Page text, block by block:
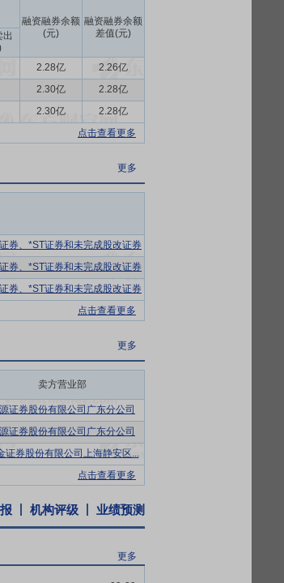
性。如何突破瓶颈,找准
营主导、上市公司控股,
高级管理层团队,为保持
以人民、以客户为中心的
了以银行保险、互联网
迈向成熟险企为目标,以
高价值业务发展,通过深度
债、公司债、股票、基
能力优势。公司在审慎
键产业进行产业布局,在
一大发起人股东。2015年
。据公告,11月26日,各售
交易总对价为人民币46
让总金额约为85,109.9万
融资融券余额
(元)
融资融券余额
差值(元)
出
2.28亿
2.26亿
2.30亿
2.28亿
2.30亿
2.28亿
点击查看更多
更多
券、*ST证券和未完成股改证券
券、*ST证券和未完成股改证券
券、*ST证券和未完成股改证券
点击查看更多
更多
卖方营业部
证券股份有限公司广东分公司
证券股份有限公司广东分公司
证券股份有限公司上海静安区...
点击查看更多
机构评级 业绩预测
更多